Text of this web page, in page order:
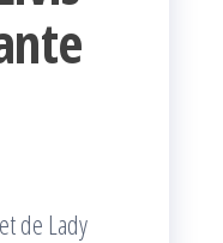
de Lady